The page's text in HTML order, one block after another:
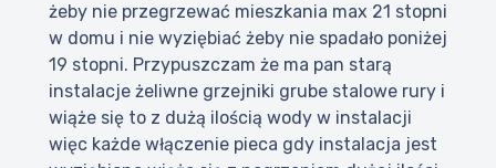
żeby nie przegrzewać mieszkania max 21 stopni
w domu i nie wyziębiać żeby nie spadało poniżej
19 stopni. Przypuszczam że ma pan starą
instalacje żeliwne grzejniki grube stalowe rury i
wiąże się to z dużą ilością wody w instalacji
więc każde włączenie pieca gdy instalacja jest